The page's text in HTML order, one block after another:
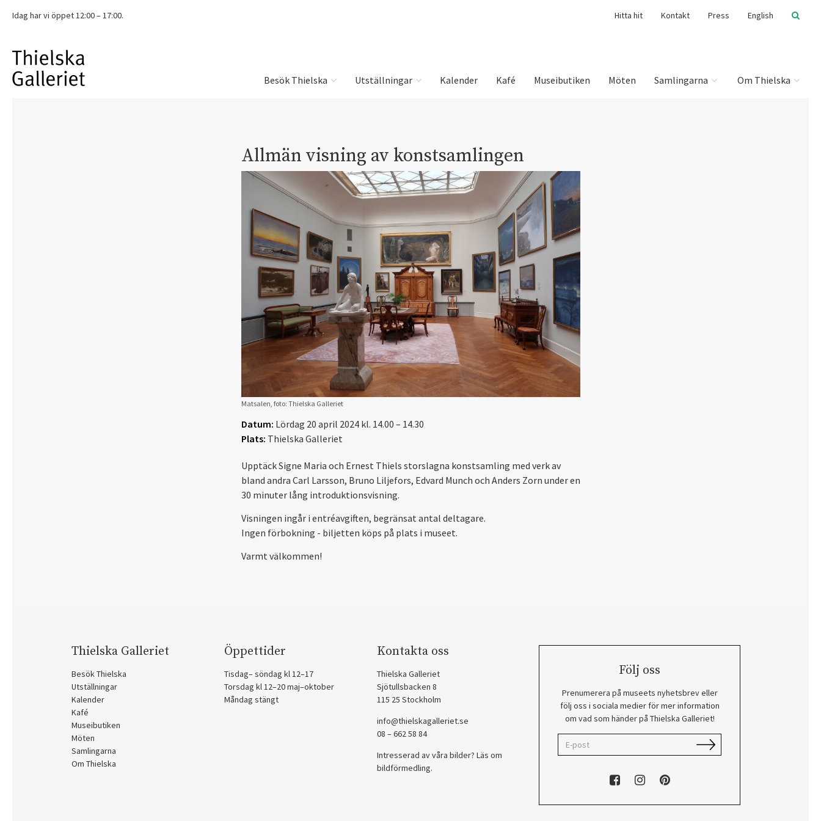
Idag har vi öppet 12:00 – 17:00. Hitta hit Kontakt Press English
Besök Thielska Utställningar Kalender Kafé Museibutiken Möten Samlingarna Om Thielska
Allmän visning av konstsamlingen
Matsalen, foto: Thielska Galleriet
Datum: Lördag 20 april 2024 kl. 14.00 – 14.30
Plats: Thielska Galleriet
Upptäck Signe Maria och Ernest Thiels storslagna konstsamling med verk av
bland andra Carl Larsson, Bruno Liljefors, Edvard Munch och Anders Zorn under en
30 minuter lång introduktionsvisning.
Visningen ingår i entréavgiften, begränsat antal deltagare.
Ingen förbokning - biljetten köps på plats i museet.
Varmt välkommen!
Thielska Galleriet
Besök Thielska
Utställningar
Kalender
Kafé
Museibutiken
Möten
Samlingarna
Om Thielska
Öppettider
Tisdag– söndag kl 12–17
Torsdag kl 12–20 maj–oktober
Måndag stängt
Kontakta oss
Thielska Galleriet
Sjötullsbacken 8
115 25 Stockholm
info@thielskagalleriet.se
08 – 662 58 84
Intresserad av våra bilder? Läs om
bildförmedling.
Följ oss
Prenumerera på museets nyhetsbrev eller
följ oss i sociala medier för mer information
om vad som händer på Thielska Galleriet!